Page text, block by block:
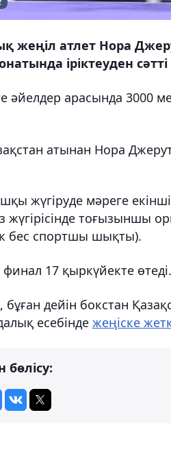
жеңіл атлет Нора
іріктеуден
әйелдер арасында 3000
атынан Нора
жүгіруде мәреге
тоғызыншы
бес спортшы шықты).
финал 17 қыркүйекте өтеді.
бұған дейін бокстан
есебінде жеңіске